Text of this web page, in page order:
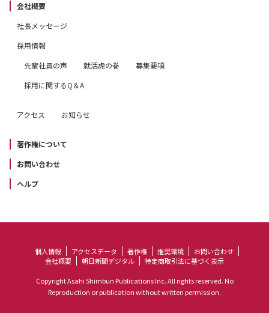
会社概要
社長メッセージ
採用情報
先輩社員の声
就活虎の巻
募集要項
採用に関するQ＆A
アクセス お知らせ
著作権について
お問い合わせ
ヘルプ
個人情報 アクセスデータ 著作権 推奨環境
お問い合わせ
会社概要
朝日新聞デジタル 特定商取引法に基づく表示
Copyright Asahi Shimbun Publications Inc. All rights reserved. No
Reproduction or publication without written permission.